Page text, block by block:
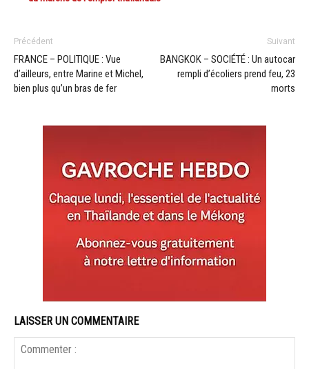
Précédent
FRANCE – POLITIQUE : Vue
d’ailleurs, entre Marine et Michel,
bien plus qu’un bras de fer
Suivant
BANGKOK – SOCIÉTÉ : Un autocar
rempli d’écoliers prend feu, 23
morts
LAISSER UN COMMENTAIRE